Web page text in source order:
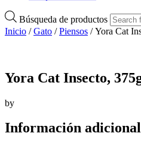
Búsqueda de productos
Inicio /Gato /Piensos / Yora Cat
Yora Cat Insecto,
by
Información adicional